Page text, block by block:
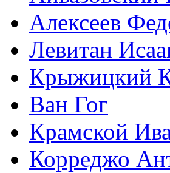
Алексеев
Левитан
Крыжицкий
Ван Гог
Крамской
Корреджо